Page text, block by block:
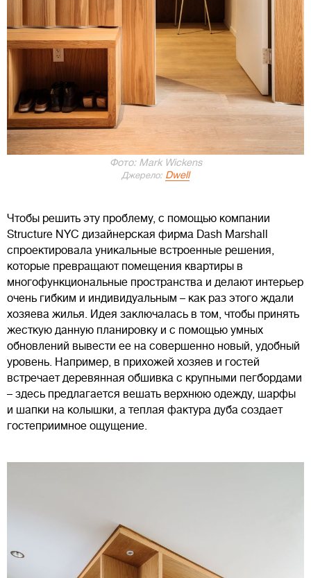
Фото: Mark Wickens
Джерело: Dwell
Чтобы решить эту проблему, с помощью компании
Structure NYC дизайнерская фирма Dash Marshall
спроектировала уникальные встроенные решения,
которые превращают помещения квартиры в
многофункциональные пространства и делают интерьер
очень гибким и индивидуальным – как раз этого ждали
хозяева жилья. Идея заключалась в том, чтобы принять
жесткую данную планировку и с помощью умных
обновлений вывести ее на совершенно новый, удобный
уровень. Например, в прихожей хозяев и гостей
встречает деревянная обшивка с крупными пегбордами
– здесь предлагается вешать верхнюю одежду, шарфы
и шапки на колышки, а теплая фактура дуба создает
гостеприимное ощущение.